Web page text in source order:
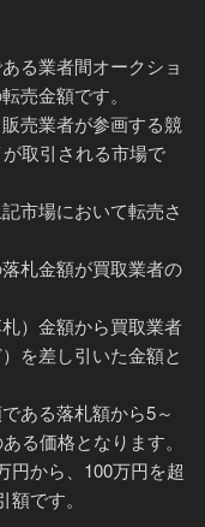
る業者間オークショ
売金額です。
売業者が参画する競
取引される市場で
市場において転売さ
札金額が買取業者の
）金額から買取業者
を差し引いた金額と
ある落札額から5～
る価格となります。
円から、100万円を超
額です。